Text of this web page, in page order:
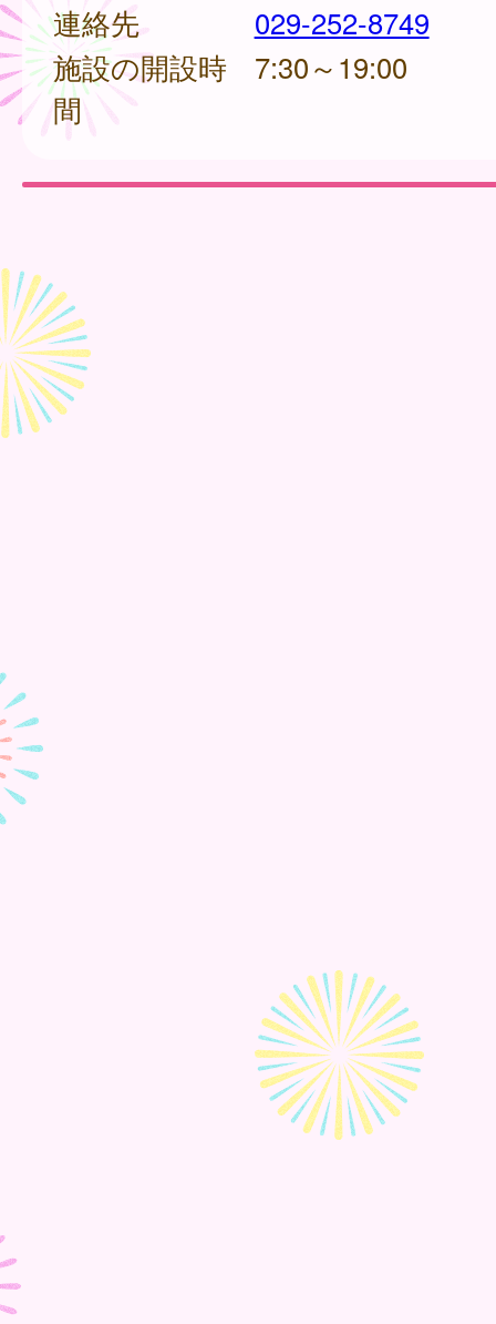
連絡先
029-252-8749
施設の開設時
間
7:30～19:00